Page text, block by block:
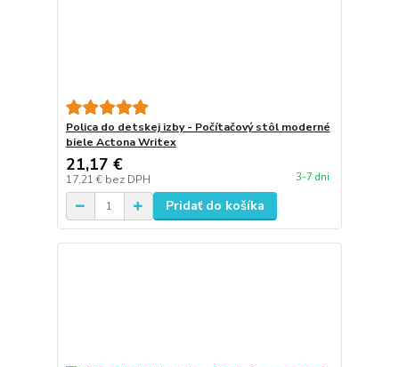
Polica do detskej izby - Počítačový stôl moderné
biele Actona Writex
21,17 €
17,21 € bez DPH 3-7 dni
Pridať do košíka